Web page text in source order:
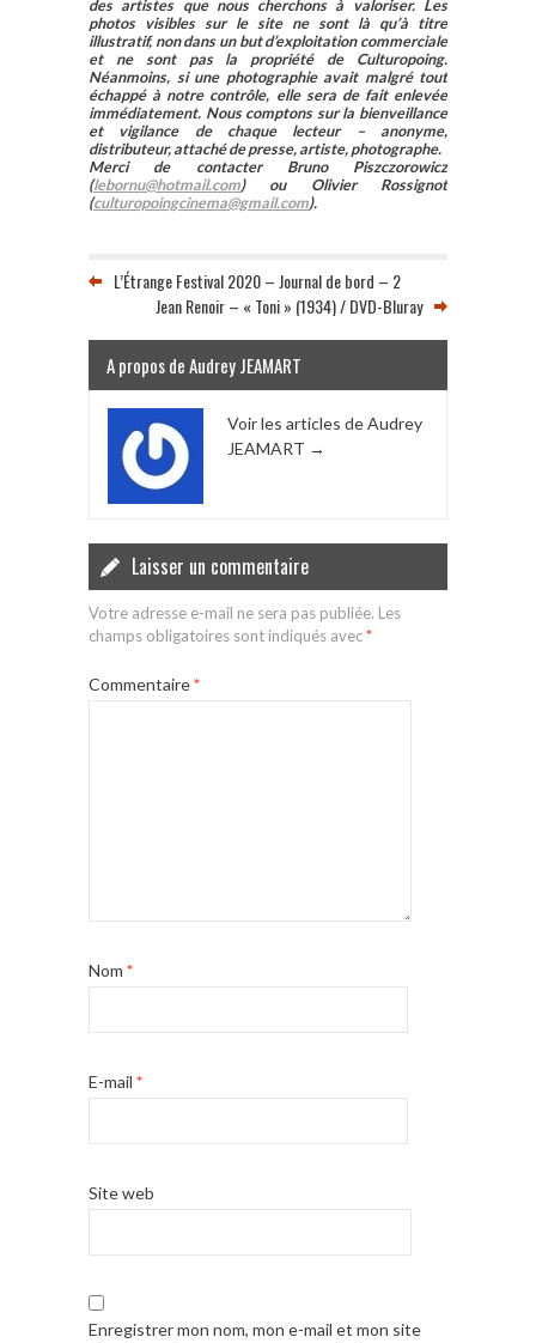
des artistes que nous cherchons à valoriser. Les
photos visibles sur le site ne sont là qu’à titre
illustratif, non dans un but d’exploitation commerciale
et ne sont pas la propriété de Culturopoing.
Néanmoins, si une photographie avait malgré tout
échappé à notre contrôle, elle sera de fait enlevée
immédiatement. Nous comptons sur la bienveillance
et vigilance de chaque lecteur – anonyme,
distributeur, attaché de presse, artiste, photographe.
Merci de contacter Bruno Piszczorowicz
(lebornu@hotmail.com) ou Olivier Rossignot
(culturopoingcinema@gmail.com).
L’Étrange Festival 2020 – Journal de bord – 2
Jean Renoir – « Toni » (1934) / DVD-Bluray
A propos de Audrey JEAMART
Voir les articles de Audrey
JEAMART →
Laisser un commentaire
Votre adresse e-mail ne sera pas publiée. Les
champs obligatoires sont indiqués avec*
Commentaire*
Nom *
E-mail *
Site web
Enregistrer mon nom, mon e-mail et mon site